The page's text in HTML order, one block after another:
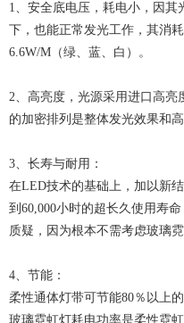
1、安全底电压，耗电小，因
下，也能正常发光工作，其消
6.6W/M（绿、蓝、白）。
2、高亮度，光源采用进口高亮
的加密排列是整体发光效果和
3、长寿与耐用：
在LED技术的基础上，加以新
到60,000小时的超长久使用寿
质疑，因为根本不需考虑玻璃
4、节能：
柔性通体灯带可节能80％以上
玻璃霓虹灯耗电功率是柔性霓